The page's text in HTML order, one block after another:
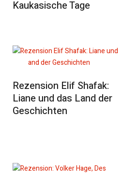
Kaukasische Tage
Rezension Elif Shafak:
Liane und das Land der
Geschichten